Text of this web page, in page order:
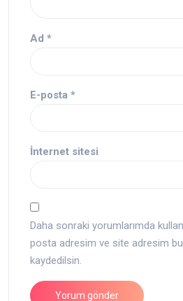
Ad *
E-posta *
İnternet sitesi
Daha sonraki yorumlarımda
posta adresim ve site adresim bu
kaydedilsin.